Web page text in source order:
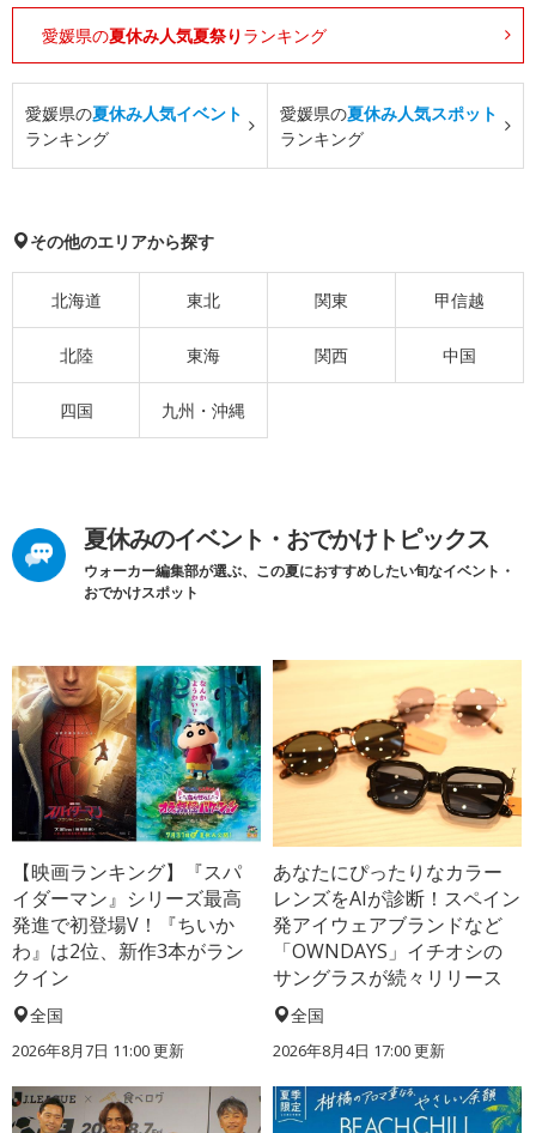
愛媛県の夏休み人気夏祭り ランキング
愛媛県の夏休み人気イベント
ランキング
愛媛県の夏休み人気スポット
ランキング
その他のエリアから探す
北海道 東北 関東 甲信越
北陸 東海 関西 中国
四国 九州・沖縄
夏休みのイベント・おでかけトピックス
ウォーカー編集部が選ぶ、この夏におすすめしたい旬なイベント・
おでかけスポット
【映画ランキング】『スパ
イダーマン』シリーズ最高
発進で初登場V！『ちいか
わ』は2位、新作3本がラン
クイン
全国
2026年8月7日 11:00更新
あなたにぴったりなカラー
レンズをAIが診断！スペイン
発アイウェアブランドなど
「OWNDAYS」イチオシの
サングラスが続々リリース
全国
2026年8月4日 17:00更新